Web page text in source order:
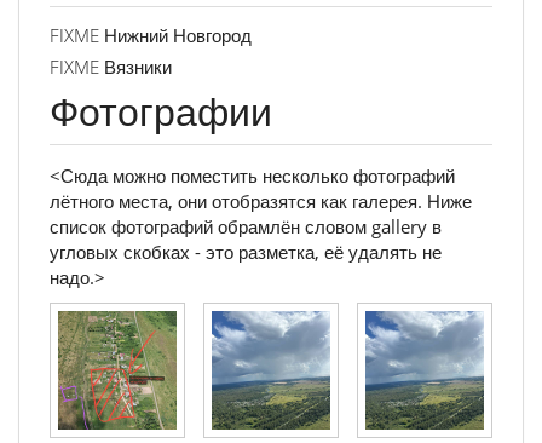
FIXME Нижний Новгород
FIXME Вязники
Фотографии
<Сюда можно поместить несколько фотографий
лётного места, они отобразятся как галерея. Ниже
список фотографий обрамлён словом gallery в
угловых скобках - это разметка, её удалять не
надо.>